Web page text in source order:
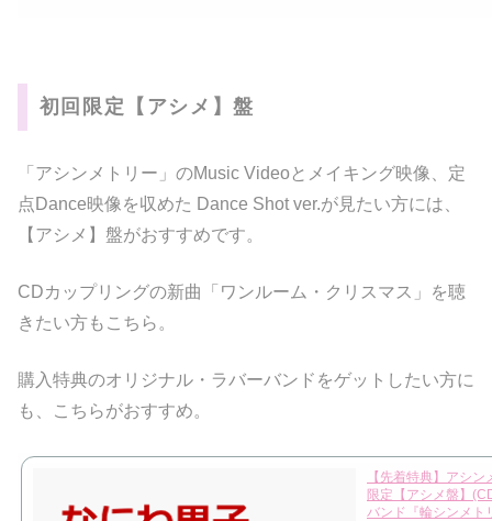
初回限定【アシメ】盤
「アシンメトリー」のMusic Videoとメイキング映像、定
点Dance映像を収めた Dance Shot ver.が見たい方には、
【アシメ】盤がおすすめです。
CDカップリングの新曲「ワンルーム・クリスマス」を聴
きたい方もこちら。
購入特典のオリジナル・ラバーバンドをゲットしたい方に
も、こちらがおすすめ。
【先着特典】アシ
限定【アシメ盤】
バンド『輪シンメト